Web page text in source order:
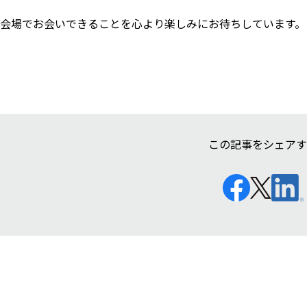
場でお会いできることを心より楽しみにお待ちしています。
この記事をシェア